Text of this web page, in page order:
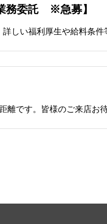
務委託 ※急募】
です。皆様のご来店お